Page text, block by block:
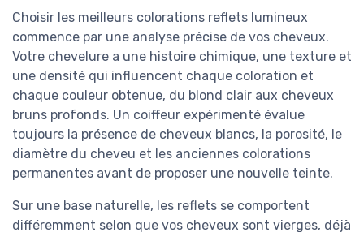
Choisir les meilleurs colorations reflets lumineux
commence par une analyse précise de vos cheveux.
Votre chevelure a une histoire chimique, une texture et
une densité qui influencent chaque coloration et
chaque couleur obtenue, du blond clair aux cheveux
bruns profonds. Un coiffeur expérimenté évalue
toujours la présence de cheveux blancs, la porosité, le
diamètre du cheveu et les anciennes colorations
permanentes avant de proposer une nouvelle teinte.
Sur une base naturelle, les reflets se comportent
différemment selon que vos cheveux sont vierges, déjà